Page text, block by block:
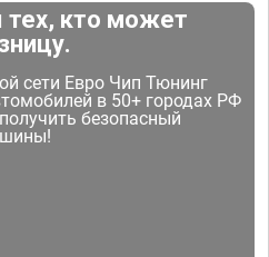
кто может
сети Евро Чип Тюнинг
в 50+ городах РФ
безопасный